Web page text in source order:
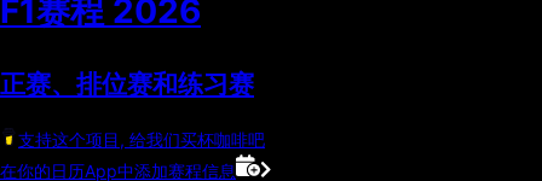
F1赛程 2026
正赛、排位赛和练习赛
支持这个项目, 给我们买杯咖啡吧
在你的日历App中添加赛程信息